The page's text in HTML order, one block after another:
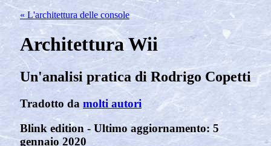
« L'architettura delle console
Architettura Wii
Un'analisi pratica di Rodrigo Copetti
Tradotto da molti autori
Blink edition - Ultimo aggiornamento: 5
gennaio 2020